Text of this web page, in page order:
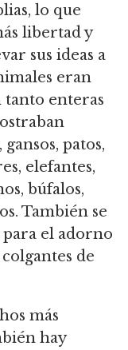
lo que
libertad y
sus ideas a
eran
tanto enteras
patos,
elefantes,
búfalos,
También se
el adorno
de
más
hay